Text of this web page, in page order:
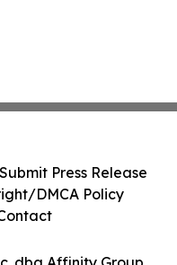
Submit Press Release
DMCA Policy